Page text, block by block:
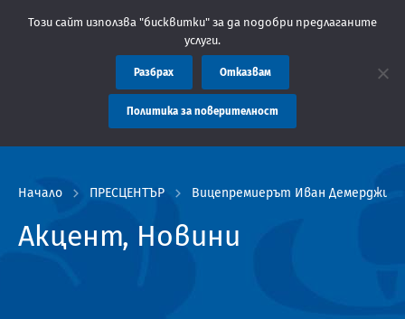
администрация Пловдив препоръчва заплащането на
Начало ПРЕСЦЕНТЪР Вицепремиерът Иван
Акцент, Новини
Този сайт използва "бисквитки" за да подобри предлаганите
услуги.
Разбрах Отказвам
Политика за поверителност